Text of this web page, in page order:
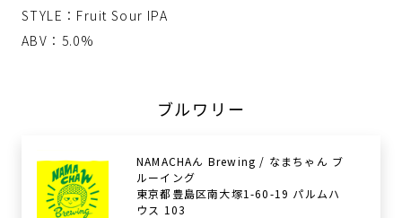
STYLE：Fruit Sour IPA
ABV：5.0%
ブルワリー
NAMACHAん Brewing / なまちゃん ブ
ルーイング
東京都豊島区南大塚1-60-19 パルムハ
ウス 103